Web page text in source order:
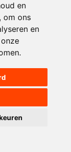
en
om ons
en